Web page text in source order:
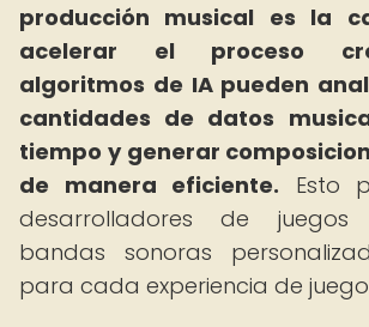
producción musical es la
acelerar el proceso
algoritmos de IA pueden
cantidades de datos
tiempo y generar
de manera eficiente. Esto
desarrolladores de
bandas sonoras
para cada experiencia de